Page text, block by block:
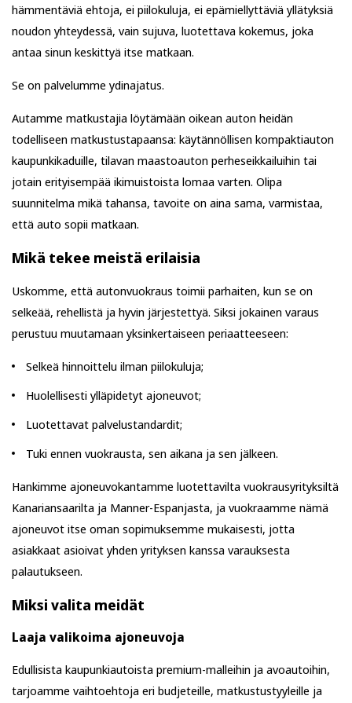
hämmentäviä ehtoja, ei piilokuluja, ei epämiellyttäviä yllätyksiä
noudon yhteydessä, vain sujuva, luotettava kokemus, joka
antaa sinun keskittyä itse matkaan.
Se on palvelumme ydinajatus.
Autamme matkustajia löytämään oikean auton heidän
todelliseen matkustustapaansa: käytännöllisen kompaktiauton
kaupunkikaduille, tilavan maastoauton perheseikkailuihin tai
jotain erityisempää ikimuistoista lomaa varten. Olipa
suunnitelma mikä tahansa, tavoite on aina sama, varmistaa,
että auto sopii matkaan.
Mikä tekee meistä erilaisia
Uskomme, että autonvuokraus toimii parhaiten, kun se on
selkeää, rehellistä ja hyvin järjestettyä. Siksi jokainen varaus
perustuu muutamaan yksinkertaiseen periaatteeseen:
Selkeä hinnoittelu ilman piilokuluja;
Huolellisesti ylläpidetyt ajoneuvot;
Luotettavat palvelustandardit;
Tuki ennen vuokrausta, sen aikana ja sen jälkeen.
Hankimme ajoneuvokantamme luotettavilta vuokrausyrityksiltä
Kanariansaarilta ja Manner-Espanjasta, ja vuokraamme nämä
ajoneuvot itse oman sopimuksemme mukaisesti, jotta
asiakkaat asioivat yhden yrityksen kanssa varauksesta
palautukseen.
Miksi valita meidät
Laaja valikoima ajoneuvoja
Edullisista kaupunkiautoista premium-malleihin ja avoautoihin,
tarjoamme vaihtoehtoja eri budjeteille, matkustustyyleille ja